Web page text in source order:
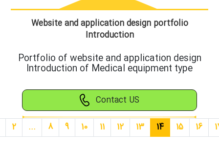
Website and application design portfolio
Introduction
Portfolio of website and application design
Introduction of Medical equipment type
Contact US
2 ... 8 9 10 11 12 13 14 15 16